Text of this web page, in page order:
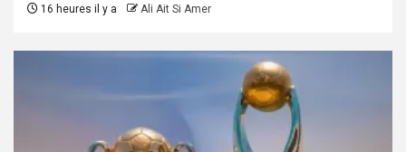
16 heures il y a Ali Ait Si Amer